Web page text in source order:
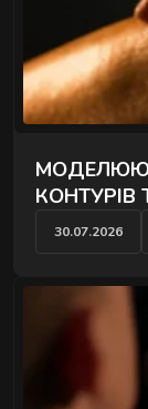
КОНТУРІВ
30.07.2026